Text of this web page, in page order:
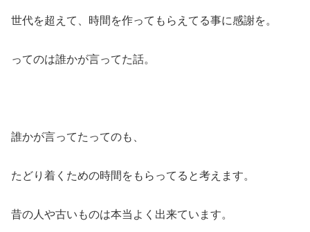
世代を超えて、時間を作ってもらえてる事に感謝を。
ってのは誰かが言ってた話。
誰かが言ってたってのも、
たどり着くための時間をもらってると考えます。
昔の人や古いものは本当よく出来ています。